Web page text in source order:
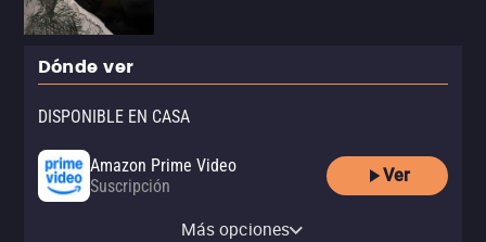
Dónde ver
DISPONIBLE EN CASA
Amazon Prime Video
Suscripción
Ver
Más opciones